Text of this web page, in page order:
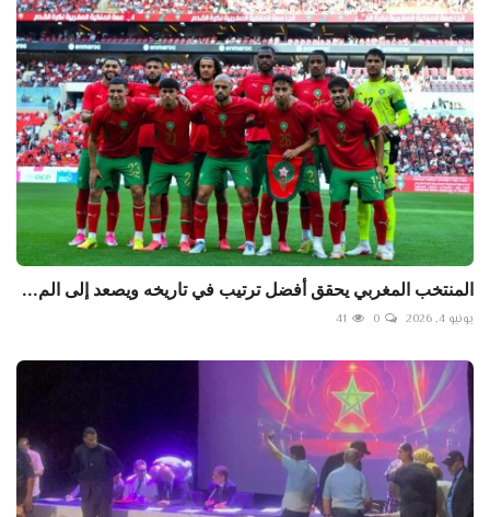
المنتخب المغربي يحقق أفضل ترتيب في تاريخه ويصعد إلى الم...
يونيو 4, 2026 0
41